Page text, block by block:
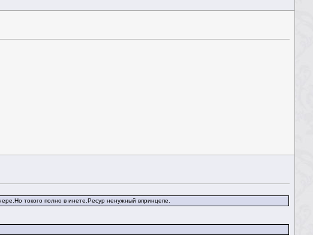
токого полно в инете.Ресур ненужный впринцепе.